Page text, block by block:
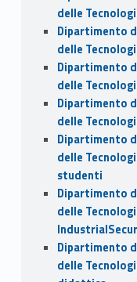
delle
Dipartimento
delle
Dipartimento
delle
Dipartimento
delle
Dipartimento
delle
studenti
Dipartimento
delle
Dipartimento
delle